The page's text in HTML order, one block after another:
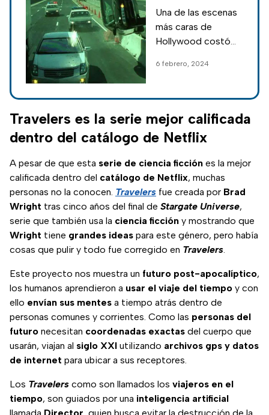
millones de
dólares para
Una de las escenas
más caras de
Hollywood costó
de dólares y
las franquicias más
famosas
6 febrero, 2024
Travelers es la serie mejor calificada
dentro del catálogo de Netflix
A pesar de que esta serie de ciencia ficción es la mejor
calificada dentro del catálogo de Netflix, muchas
personas no la conocen. Travelers fue creada por Brad
Wright tras cinco años del final de Stargate Universe,
serie que también usa la ciencia ficción y mostrando que
Wright tiene grandes ideas para este género, pero había
cosas que pulir y todo fue corregido en Travelers.
Este proyecto nos muestra un futuro post-apocalíptico,
los humanos aprendieron a usar el viaje del tiempo y con
ello envían sus mentes a tiempo atrás dentro de
personas comunes y corrientes. Como las personas del
futuro necesitan coordenadas exactas del cuerpo que
usarán, viajan al siglo XXI utilizando archivos gps y datos
de internet para ubicar a sus receptores.
Los Travelers como son llamados los viajeros en el
tiempo, son guiados por una inteligencia artificial